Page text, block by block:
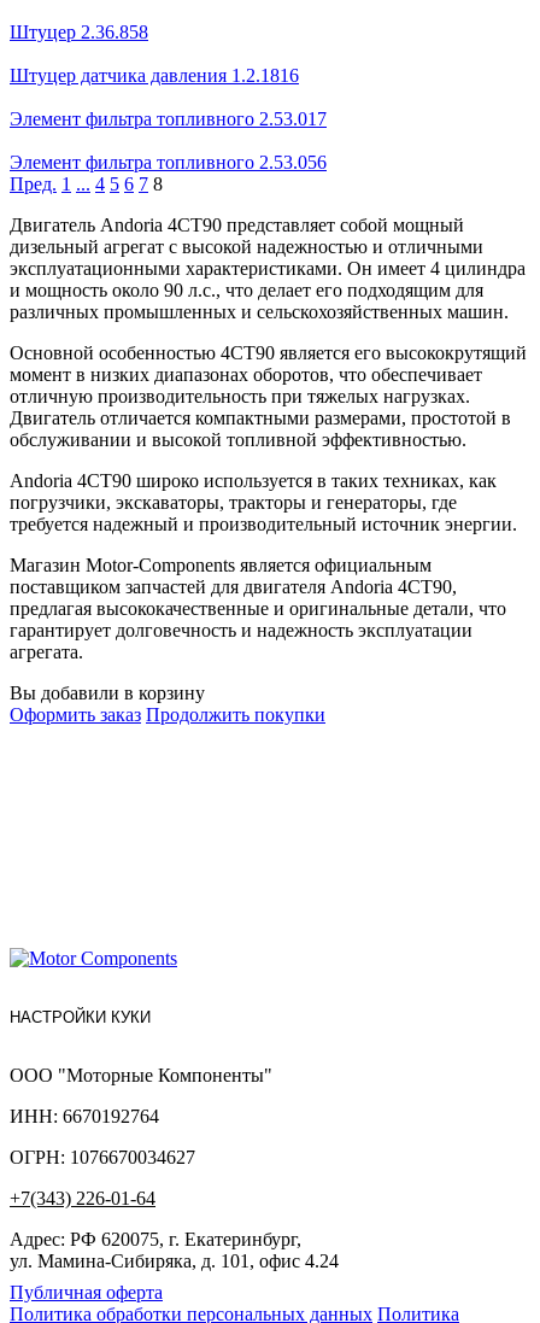
Штуцер 2.36.858
Штуцер датчика давления 1.2.1816
Элемент фильтра топливного 2.53.017
Элемент фильтра топливного 2.53.056
Пред. 1 ... 4 5 6 7 8
Двигатель Andoria 4CT90 представляет собой мощный
дизельный агрегат с высокой надежностью и отличными
эксплуатационными характеристиками. Он имеет 4 цилиндра
и мощность около 90 л.с., что делает его подходящим для
различных промышленных и сельскохозяйственных машин.
Основной особенностью 4CT90 является его высококрутящий
момент в низких диапазонах оборотов, что обеспечивает
отличную производительность при тяжелых нагрузках.
Двигатель отличается компактными размерами, простотой в
обслуживании и высокой топливной эффективностью.
Andoria 4CT90 широко используется в таких техниках, как
погрузчики, экскаваторы, тракторы и генераторы, где
требуется надежный и производительный источник энергии.
Магазин Motor-Components является официальным
поставщиком запчастей для двигателя Andoria 4CT90,
предлагая высококачественные и оригинальные детали, что
гарантирует долговечность и надежность эксплуатации
агрегата.
Вы добавили в корзину
Оформить заказ Продолжить покупки
НАСТРОЙКИ КУКИ
ООО "Моторные Компоненты"
ИНН: 6670192764
ОГРН: 1076670034627
+7(343) 226-01-64
Адрес: РФ 620075, г. Екатеринбург,
ул. Мамина-Сибиряка, д. 101, офис 4.24
Публичная оферта
Политика обработки персональных данных Политика